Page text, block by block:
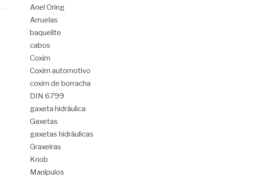
Anel Oring
Arruelas
baquelite
cabos
Coxim
Coxim automotivo
coxim de borracha
DIN 6799
gaxeta hidráulica
Gaxetas
gaxetas hidráulicas
Graxeiras
Knob
Manípulos